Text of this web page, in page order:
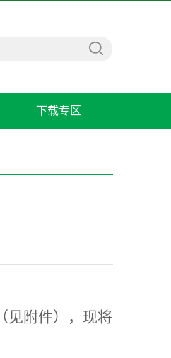
下载专区
见附件），现将